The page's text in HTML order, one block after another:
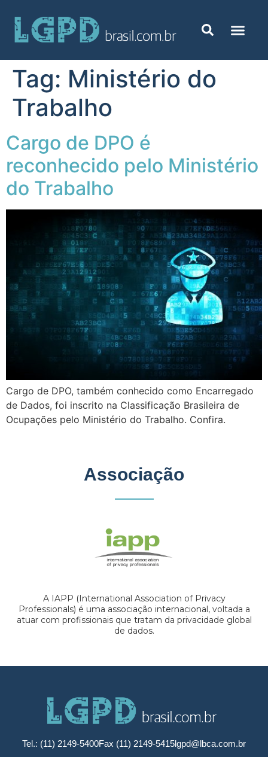
Tag: Ministério do
Trabalho
Cargo de DPO é
reconhecido pelo Ministério
do Trabalho
Cargo de DPO, também conhecido como Encarregado
de Dados, foi inscrito na Classificação Brasileira de
Ocupações pelo Ministério do Trabalho. Confira.
Associação
A IAPP (International Association of Privacy
Professionals) é uma associação internacional, voltada a
atuar com profissionais que tratam da privacidade global
de dados.
Tel.: (11) 2149-5400Fax (11) 2149-5415lgpd@lbca.com.br